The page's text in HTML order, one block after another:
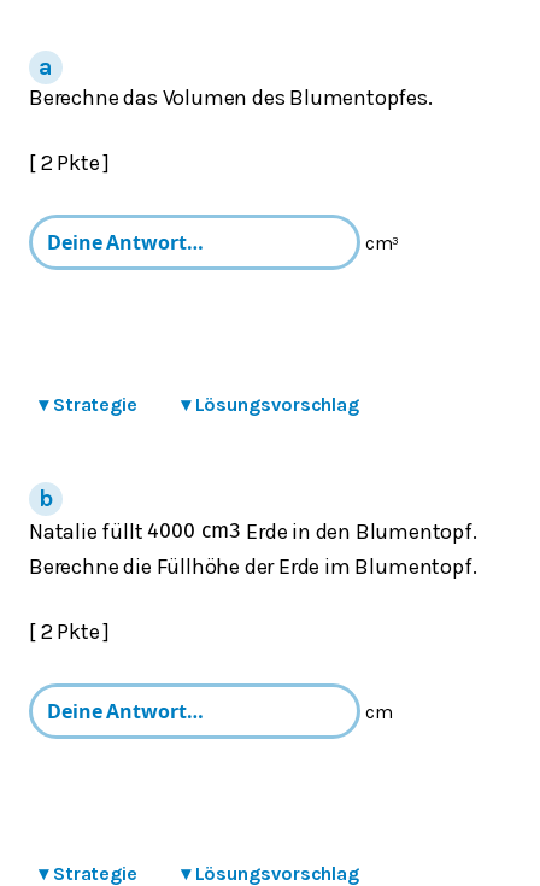
Berechne das Volumen des Blumentopfes.
[ 2 Pkte ]
cm³
▾ Strategie ▾ Lösungsvorschlag
Natalie füllt4000 cm3 Erde in den Blumentopf.
Berechne die Füllhöhe der Erde im Blumentopf.
[ 2 Pkte ]
cm
▾ Strategie ▾ Lösungsvorschlag